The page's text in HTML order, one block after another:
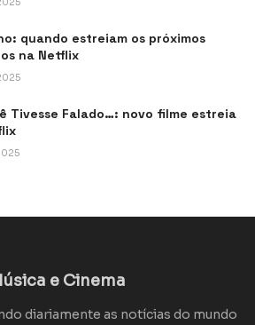
quando estreiam os próximos
na Netflix
Tivesse Falado…: novo filme estreia
e Cinema
diariamente as notícias do mundo